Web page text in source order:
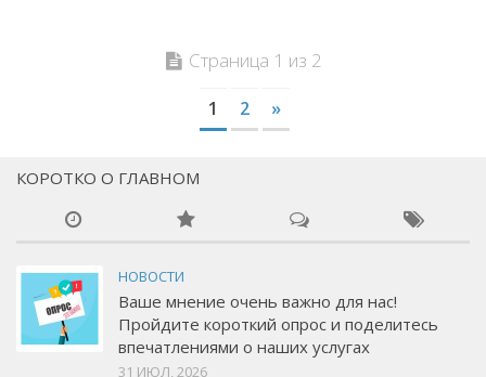
Страница 1 из 2
1 2 »
КОРОТКО О ГЛАВНОМ
НОВОСТИ
Ваше мнение очень важно для нас!
Пройдите короткий опрос и поделитесь
впечатлениями о наших услугах
31 ИЮЛ, 2026